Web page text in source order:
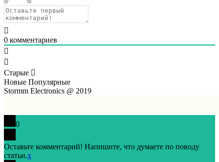
0 комментариев
Старые
Новые Популярные
Stormm Electronics @ 2019
0
Оставьте комментарий! Напишите, что думаете по поводу
статьи.x